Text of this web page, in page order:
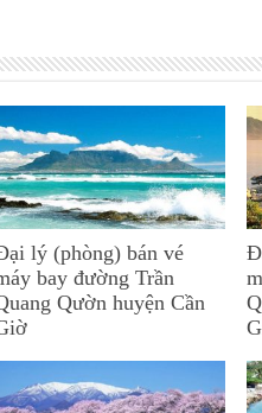
lý (phòng) bán vé
bay đường Trần
Qườn huyện Cần